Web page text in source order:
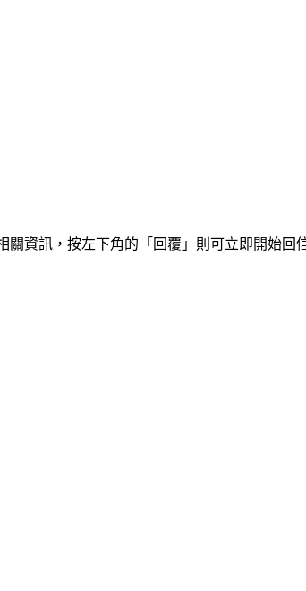
資訊，按左下角的「回覆」則可立即開始回